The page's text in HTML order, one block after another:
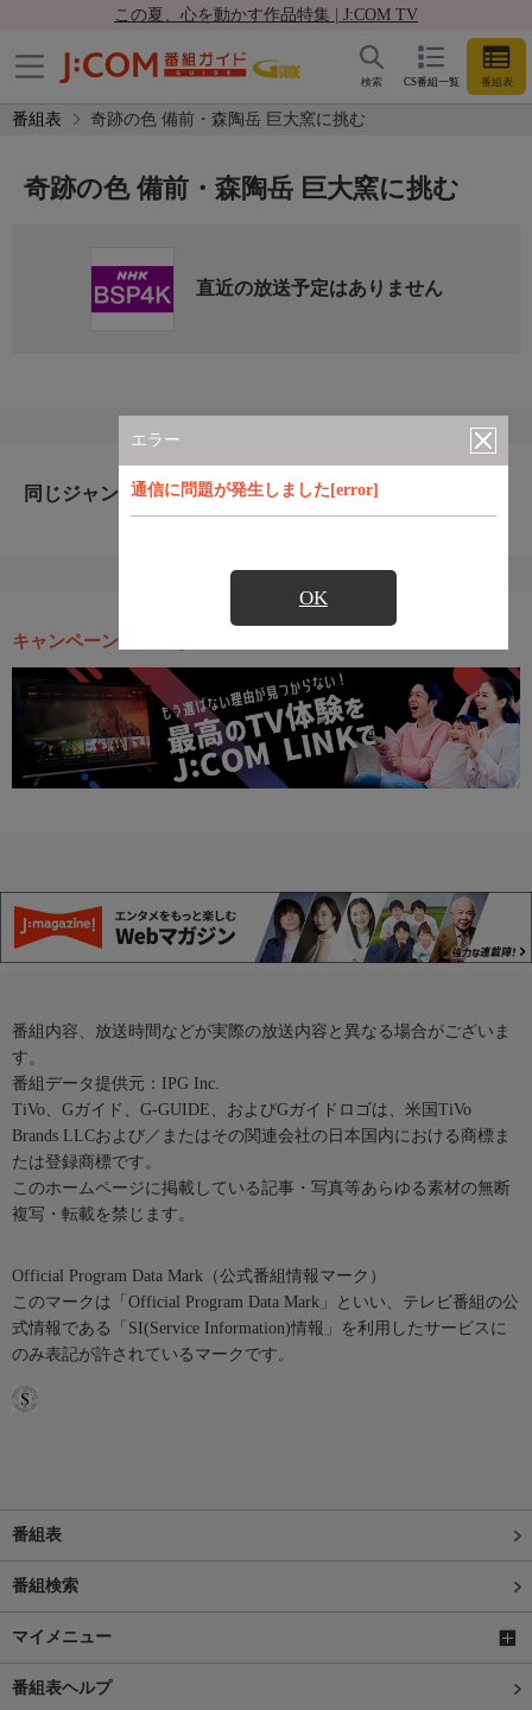
この夏、心を動かす作品特集 | J:COM TV
CS番組一覧 番組表
検索
番組表 奇跡の色 備前・森陶岳 巨大窯に挑む
エラー
通信に問題が発生しました[error]
OK
奇跡の色 備前・森陶岳 巨大窯に挑む
直近の放送予定はありません
同じジャンルのおすすめ番組
キャンペーン・お得な情報
番組内容、放送時間などが実際の放送内容と異なる場合がございま
す。
番組データ提供元：IPG Inc.
TiVo、Gガイド、G-GUIDE、およびGガイドロゴは、米国TiVo
Brands LLCおよび／またはその関連会社の日本国内における商標ま
たは登録商標です。
このホームページに掲載している記事・写真等あらゆる素材の無断
複写・転載を禁じます。
Official Program Data Mark（公式番組情報マーク）
このマークは「Official Program Data Mark」といい、テレビ番組の公
式情報である「SI(Service Information)情報」を利用したサービスに
のみ表記が許されているマークです。
番組表
番組検索
マイメニュー
番組表ヘルプ